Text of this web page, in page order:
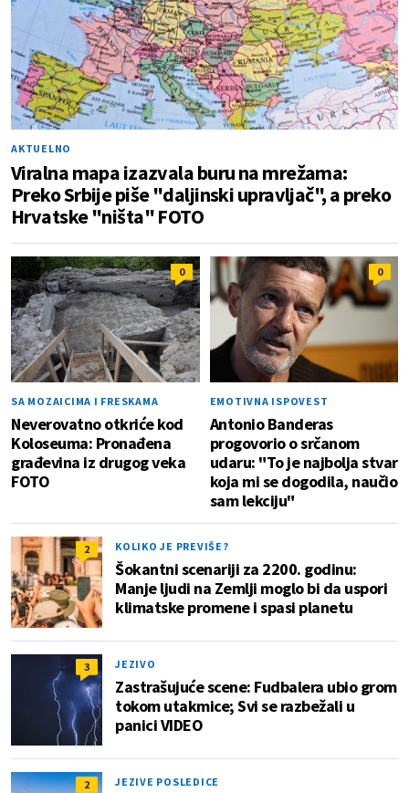
AKTUELNO
Viralna mapa izazvala buru na mrežama:
Preko Srbije piše "daljinski upravljač", a preko
Hrvatske "ništa" FOTO
0
SA MOZAICIMA I FRESKAMA
Neverovatno otkriće kod
Koloseuma: Pronađena
građevina iz drugog veka
FOTO
0
EMOTIVNA ISPOVEST
Antonio Banderas
progovorio o srčanom
udaru: "To je najbolja stvar
koja mi se dogodila, naučio
sam lekciju"
2 KOLIKO JE PREVIŠE?
Šokantni scenariji za 2200. godinu:
Manje ljudi na Zemlji moglo bi da uspori
klimatske promene i spasi planetu
3 JEZIVO
Zastrašujuće scene: Fudbalera ubio grom
tokom utakmice; Svi se razbežali u
panici VIDEO
2 JEZIVE POSLEDICE